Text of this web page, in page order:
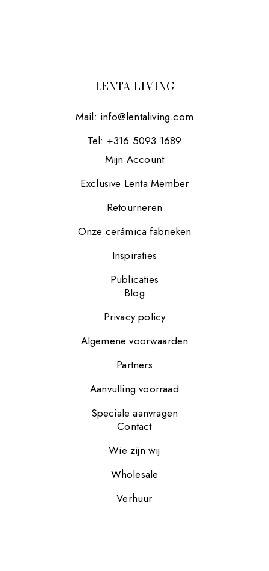
LENTA LIVING
Mail: info@lentaliving.com
Tel: +316 5093 1689
Mijn Account
Exclusive Lenta Member
Retourneren
Onze cerámica fabrieken
Inspiraties
Publicaties
Blog
Privacy policy
Algemene voorwaarden
Partners
Aanvulling voorraad
Speciale aanvragen
Contact
Wie zijn wij
Wholesale
Verhuur